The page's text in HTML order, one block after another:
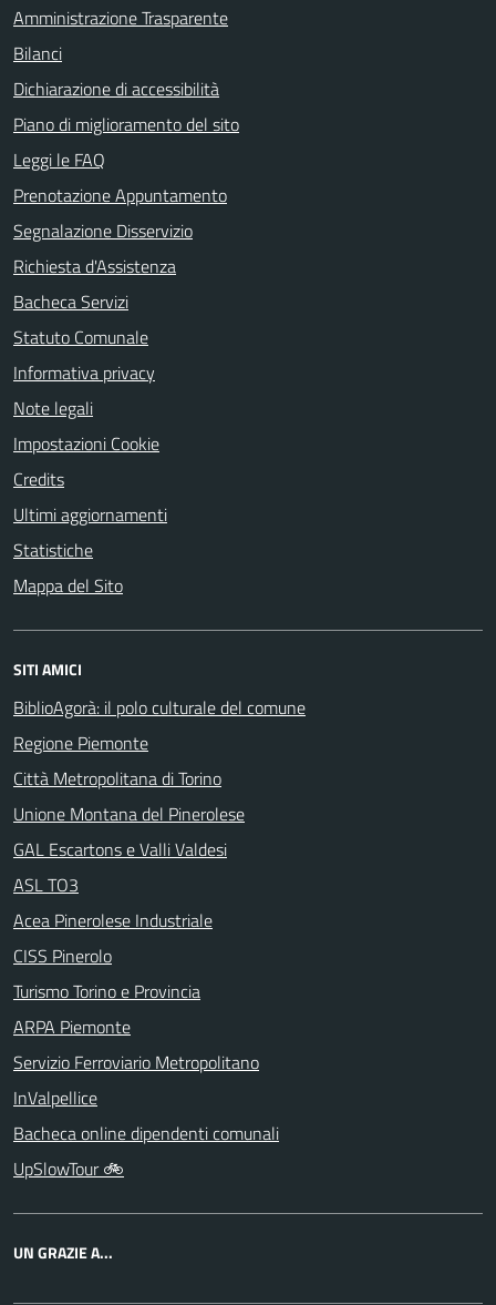
Amministrazione Trasparente
Bilanci
Dichiarazione di accessibilità
Piano di miglioramento del sito
Leggi le FAQ
Prenotazione Appuntamento
Segnalazione Disservizio
Richiesta d'Assistenza
Bacheca Servizi
Statuto Comunale
Informativa privacy
Note legali
Impostazioni Cookie
Credits
Ultimi aggiornamenti
Statistiche
Mappa del Sito
SITI AMICI
BiblioAgorà: il polo culturale del comune
Regione Piemonte
Città Metropolitana di Torino
Unione Montana del Pinerolese
GAL Escartons e Valli Valdesi
ASL TO3
Acea Pinerolese Industriale
CISS Pinerolo
Turismo Torino e Provincia
ARPA Piemonte
Servizio Ferroviario Metropolitano
InValpellice
Bacheca online dipendenti comunali
UpSlowTour 🚲
UN GRAZIE A...